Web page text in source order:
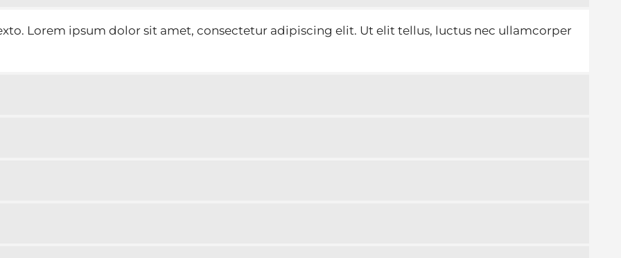
Lorem ipsum dolor sit amet, consectetur adipiscing elit. Ut elit tellus, luctus nec ullamcorper